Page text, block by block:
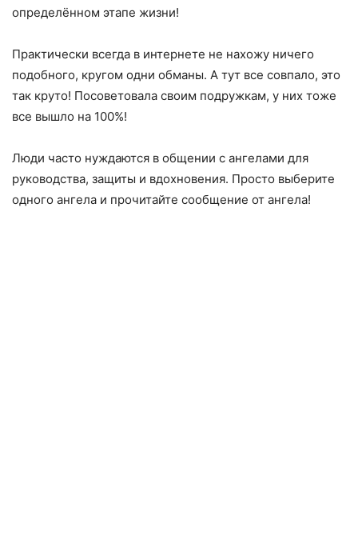
определённом этапе жизни!
Практически всегда в интернете не нахожу ничего
подобного, кругом одни обманы. А тут все совпало, это
так круто! Посоветовала своим подружкам, у них тоже
все вышло на 100%!
Люди часто нуждаются в общении с ангелами для
руководства, защиты и вдохновения. Просто выберите
одного ангела и прочитайте сообщение от ангела!